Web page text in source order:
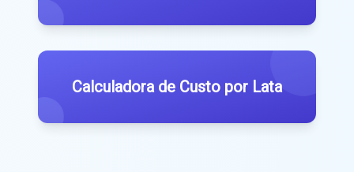
Calculadora de Custo por Lata